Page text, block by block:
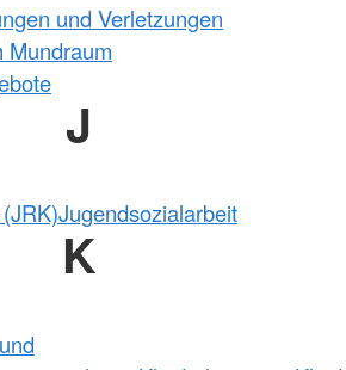
und Verletzungen
Mundraum
J
Jugendsozialarbeit
K